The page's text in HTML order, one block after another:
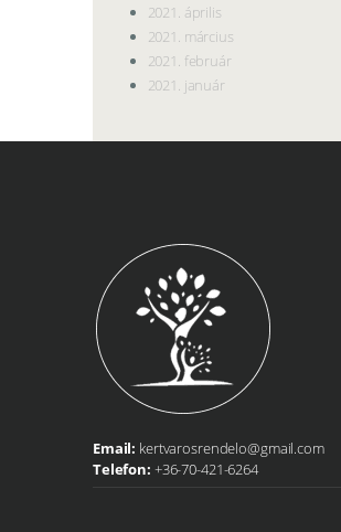
2021. április
2021. március
2021. február
2021. január
Email: kertvarosrendelo@gmail.com
Telefon: +36-70-421-6264